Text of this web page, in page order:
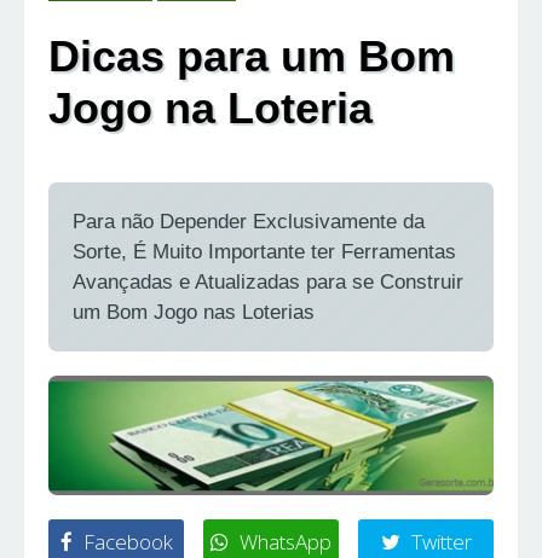
Dicas para um Bom
Jogo na Loteria
Para não Depender Exclusivamente da
Sorte, É Muito Importante ter Ferramentas
Avançadas e Atualizadas para se Construir
um Bom Jogo nas Loterias
Facebook WhatsApp Twitter